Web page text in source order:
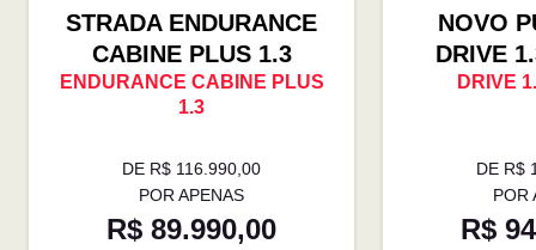
STRADA ENDURANCE
CABINE PLUS 1.3
ENDURANCE CABINE PLUS
1.3
DE R$ 116.990,00
POR APENAS
R$ 89.990,00
NOVO
DRIVE
DRIVE
DE R$
POR
R$